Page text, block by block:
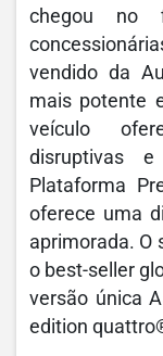
chegou
vendido da
mais potente
veículo
disruptivas
Plataforma
oferece uma
aprimorada. O
o best-seller
versão única
edition